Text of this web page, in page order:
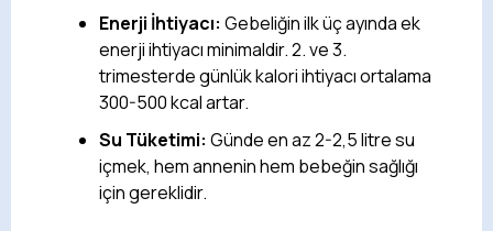
Enerji İhtiyacı: Gebeliğin ilk üç ayında ek
enerji ihtiyacı minimaldir. 2. ve 3.
trimesterde günlük kalori ihtiyacı ortalama
300-500 kcal artar.
Su Tüketimi: Günde en az 2-2,5 litre su
içmek, hem annenin hem bebeğin sağlığı
için gereklidir.